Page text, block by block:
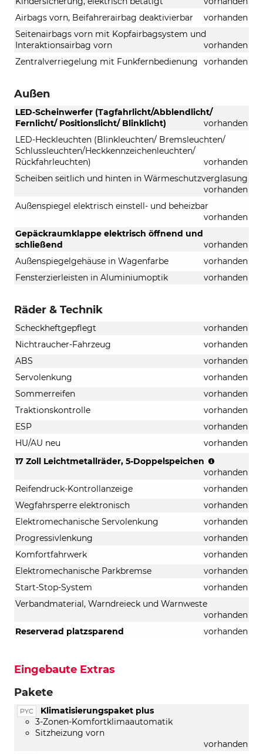
Airbags vorn, Beifahrerairbag deaktivierbar
vorhanden
Seitenairbags vorn mit Kopfairbagsystem und
Interaktionsairbag vorn
vorhanden
Zentralverriegelung mit Funkfernbedienung
vorhanden
Außen
LED-Scheinwerfer (Tagfahrlicht/Abblendlicht/
Fernlicht/ Positionslicht/ Blinklicht)
vorhanden
LED-Heckleuchten (Blinkleuchten/ Bremsleuchten/
Schlussleuchten/Heckkennzeichenleuchten/
Rückfahrleuchten)
vorhanden
Scheiben seitlich und hinten in Wärmeschutzverglasung
vorhanden
Außenspiegel elektrisch einstell- und beheizbar
vorhanden
Gepäckraumklappe elektrisch öffnend und
schließend
vorhanden
Außenspiegelgehäuse in Wagenfarbe
vorhanden
Fensterzierleisten in Aluminiumoptik
vorhanden
Räder & Technik
Scheckheftgepflegt
vorhanden
Nichtraucher-Fahrzeug
vorhanden
ABS
vorhanden
Servolenkung
vorhanden
Sommerreifen
vorhanden
Traktionskontrolle
vorhanden
ESP
vorhanden
HU/AU neu
vorhanden
17 Zoll Leichtmetallräder, 5-Doppelspeichen
235/60
17)
vorhanden
Reifendruck-Kontrollanzeige
vorhanden
Wegfahrsperre elektronisch
vorhanden
Elektromechanische Servolenkung
vorhanden
Progressivlenkung
vorhanden
Komfortfahrwerk
vorhanden
Elektromechanische Parkbremse
vorhanden
Start-Stop-System
vorhanden
Verbandmaterial, Warndreieck und Warnweste
vorhanden
Reserverad platzsparend
vorhanden
Eingebaute Extras
Pakete
PYC
Klimatisierungspaket plus
3-Zonen-Komfortklimaautomatik
Sitzheizung vorn
vorhanden